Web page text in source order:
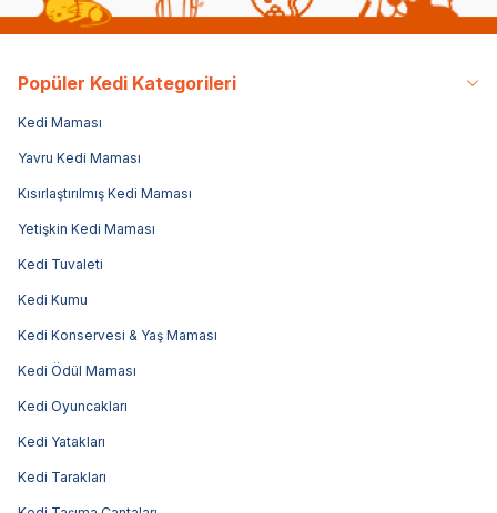
Popüler Kedi Kategorileri
Kedi Maması
Yavru Kedi Maması
Kısırlaştırılmış Kedi Maması
Yetişkin Kedi Maması
Kedi Tuvaleti
Kedi Kumu
Kedi Konservesi & Yaş Maması
Kedi Ödül Maması
Kedi Oyuncakları
Kedi Yatakları
Kedi Tarakları